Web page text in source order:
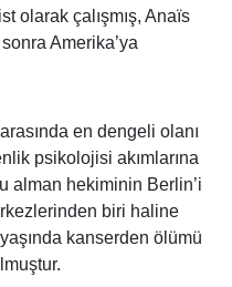
olarak çalışmış, Anaïs
Amerika’ya
en dengeli olanı
psikolojisi akımlarına
alman hekiminin Berlin’i
biri haline
kanserden ölümü